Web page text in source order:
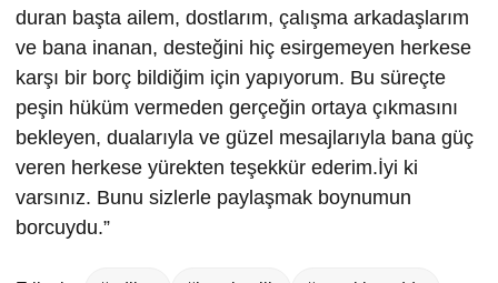
duran başta ailem, dostlarım, çalışma arkadaşlarım
ve bana inanan, desteğini hiç esirgemeyen herkese
karşı bir borç bildiğim için yapıyorum. Bu süreçte
peşin hüküm vermeden gerçeğin ortaya çıkmasını
bekleyen, dualarıyla ve güzel mesajlarıyla bana güç
veren herkese yürekten teşekkür ederim.İyi ki
varsınız. Bunu sizlerle paylaşmak boynumun
borcuydu.”